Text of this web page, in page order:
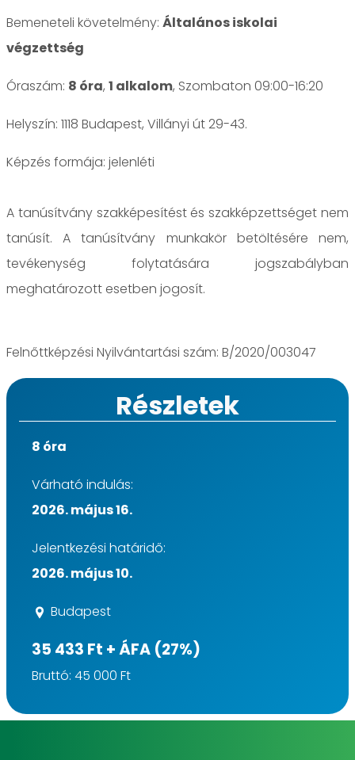
Bemeneteli követelmény: Általános iskolai
végzettség
Óraszám: 8 óra, 1 alkalom, Szombaton 09:00-16:20
Helyszín: 1118 Budapest, Villányi út 29-43.
jelenléti
A tanúsítvány szakképesítést és szakképzettséget nem
tanúsít. A tanúsítvány munkakör betöltésére nem,
tevékenység folytatására jogszabályban
meghatározott esetben jogosít.
Felnőttképzési Nyilvántartási szám: B/2020/003047
Részletek
8 óra
Várható indulás:
2026. május 16.
Jelentkezési határidő:
2026. május 10.
Budapest
35 433 Ft + ÁFA (27%)
Bruttó: 45 000 Ft